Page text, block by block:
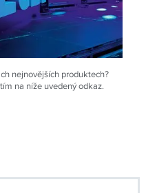
nejnovějších produktech?
na níže uvedený odkaz.